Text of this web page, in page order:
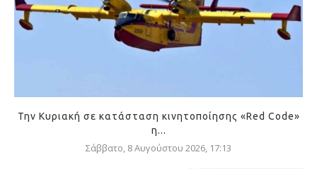
Την Κυριακή σε κατάσταση κινητοποίησης «Red Code»
η...
Σάββατο, 8 Αυγούστου 2026, 17:13